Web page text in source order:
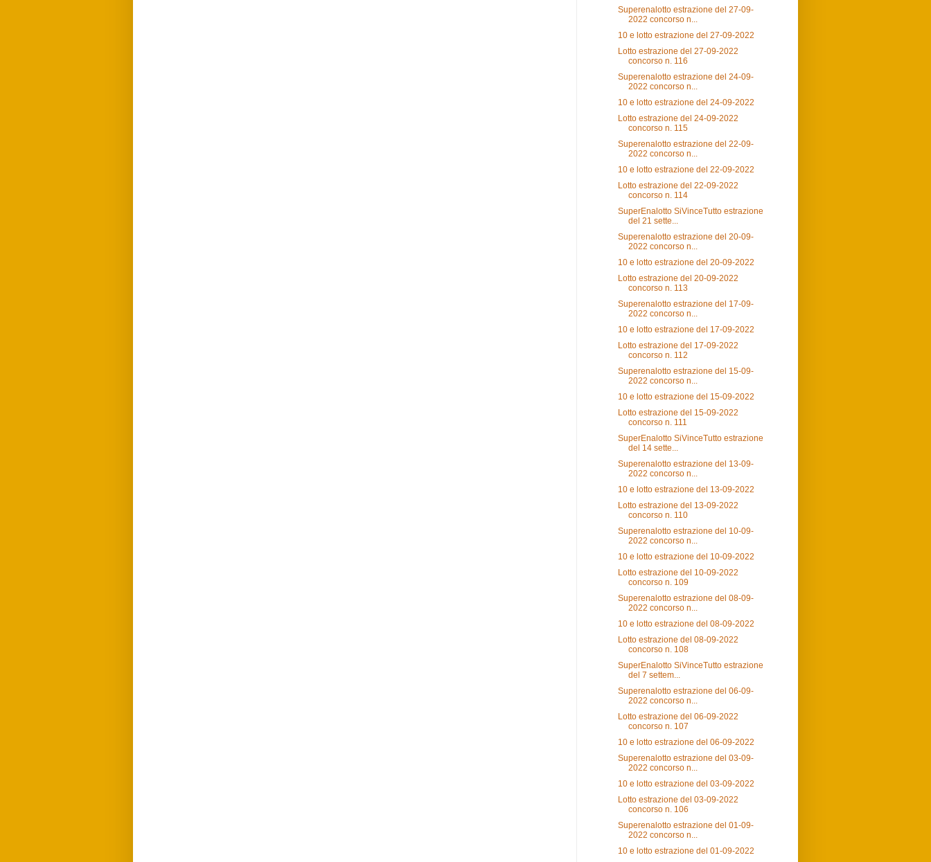
Superenalotto estrazione del 27-09-
2022 concorso n...
10 e lotto estrazione del 27-09-2022
Lotto estrazione del 27-09-2022
concorso n. 116
Superenalotto estrazione del 24-09-
2022 concorso n...
10 e lotto estrazione del 24-09-2022
Lotto estrazione del 24-09-2022
concorso n. 115
Superenalotto estrazione del 22-09-
2022 concorso n...
10 e lotto estrazione del 22-09-2022
Lotto estrazione del 22-09-2022
concorso n. 114
SuperEnalotto SiVinceTutto estrazione
del 21 sette...
Superenalotto estrazione del 20-09-
2022 concorso n...
10 e lotto estrazione del 20-09-2022
Lotto estrazione del 20-09-2022
concorso n. 113
Superenalotto estrazione del 17-09-
2022 concorso n...
10 e lotto estrazione del 17-09-2022
Lotto estrazione del 17-09-2022
concorso n. 112
Superenalotto estrazione del 15-09-
2022 concorso n...
10 e lotto estrazione del 15-09-2022
Lotto estrazione del 15-09-2022
concorso n. 111
SuperEnalotto SiVinceTutto estrazione
del 14 sette...
Superenalotto estrazione del 13-09-
2022 concorso n...
10 e lotto estrazione del 13-09-2022
Lotto estrazione del 13-09-2022
concorso n. 110
Superenalotto estrazione del 10-09-
2022 concorso n...
10 e lotto estrazione del 10-09-2022
Lotto estrazione del 10-09-2022
concorso n. 109
Superenalotto estrazione del 08-09-
2022 concorso n...
10 e lotto estrazione del 08-09-2022
Lotto estrazione del 08-09-2022
concorso n. 108
SuperEnalotto SiVinceTutto estrazione
del 7 settem...
Superenalotto estrazione del 06-09-
2022 concorso n...
Lotto estrazione del 06-09-2022
concorso n. 107
10 e lotto estrazione del 06-09-2022
Superenalotto estrazione del 03-09-
2022 concorso n...
10 e lotto estrazione del 03-09-2022
Lotto estrazione del 03-09-2022
concorso n. 106
Superenalotto estrazione del 01-09-
2022 concorso n...
10 e lotto estrazione del 01-09-2022